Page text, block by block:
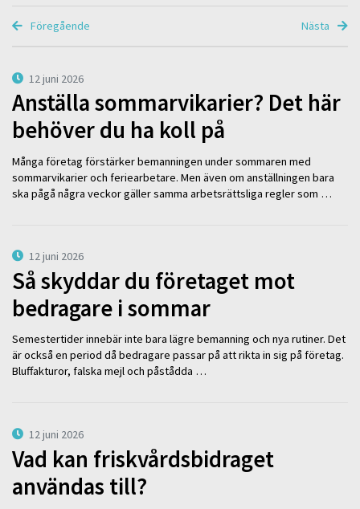
Föregående Nästa
12 juni 2026
Anställa sommarvikarier? Det här
behöver du ha koll på
Många företag förstärker bemanningen under sommaren med
sommarvikarier och feriearbetare. Men även om anställningen bara
ska pågå några veckor gäller samma arbetsrättsliga regler som …
12 juni 2026
Så skyddar du företaget mot
bedragare i sommar
Semestertider innebär inte bara lägre bemanning och nya rutiner. Det
är också en period då bedragare passar på att rikta in sig på företag.
Bluffakturor, falska mejl och påstådda …
12 juni 2026
Vad kan friskvårdsbidraget
användas till?